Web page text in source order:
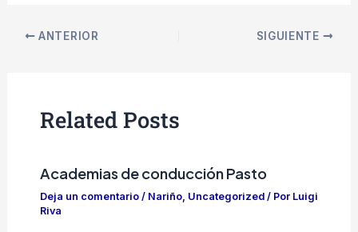
ANTERIOR SIGUIENTE
Related Posts
Academias de conducción Pasto
Deja un comentario / Nariño, Uncategorized/ Por Luigi
Riva